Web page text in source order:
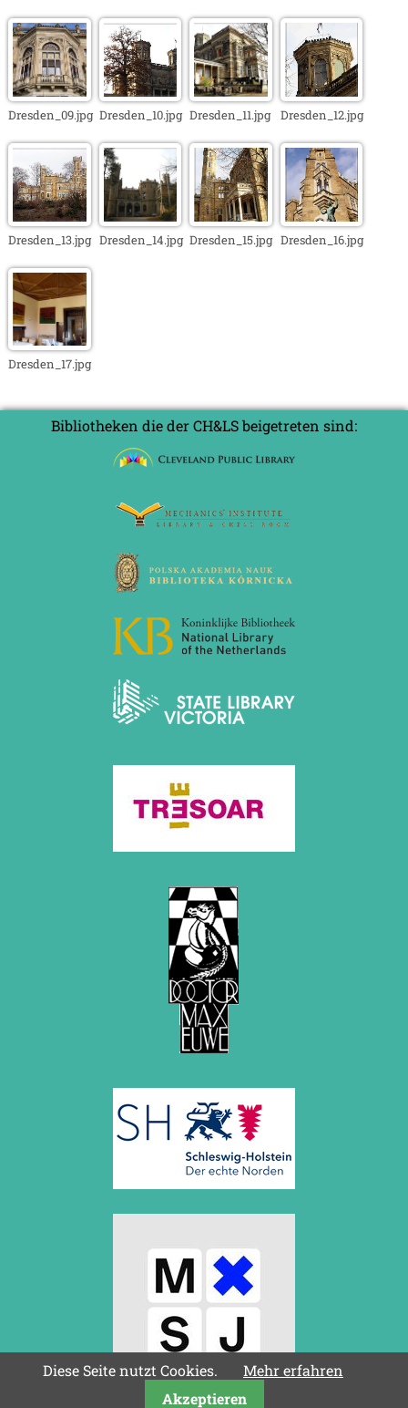
Dresden_09.jpg Dresden_10.jpg Dresden_11.jpg Dresden_12.jpg
Dresden_13.jpg Dresden_14.jpg Dresden_15.jpg Dresden_16.jpg
Dresden_17.jpg
Bibliotheken die der CH&LS beigetreten sind:
Diese Seite nutzt Cookies.
Mehr erfahren
Akzeptieren